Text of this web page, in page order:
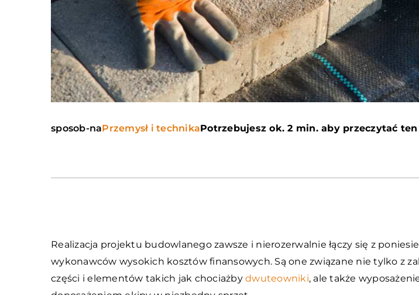
sposob-naPrzemysł i technikaPotrzebujesz ok. 2 min. aby przeczytać
Realizacja projektu budowlanego zawsze i nierozerwalnie łączy się z
wykonawców wysokich kosztów finansowych. Są one związane nie tylko z
części i elementów takich jak chociażby dwuteowniki, ale także